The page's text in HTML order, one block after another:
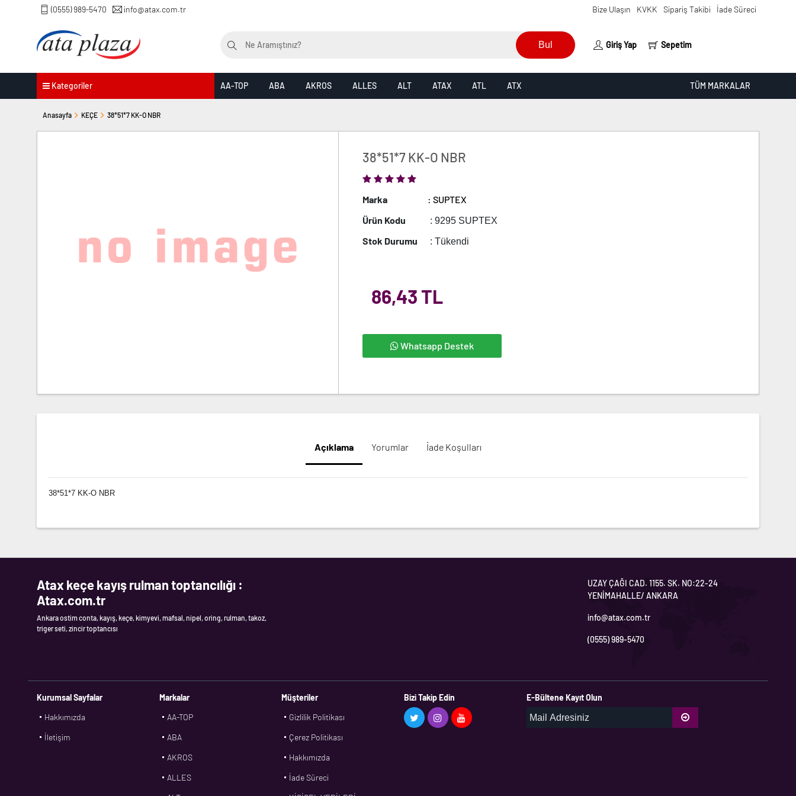
(0555) 989-5470 info@atax.com.tr Bize Ulaşın KVKK Sipariş Takibi İade Süreci
Bul Giriş Yap Sepetim
Kategoriler AA-TOP ABA AKROS ALLES ALT ATAX ATL ATX TÜM MARKALAR
Anasayfa KEÇE 38*51*7 KK-O NBR
38*51*7 KK-O NBR
Marka
: SUPTEX
Ürün Kodu
: 9295 SUPTEX
Stok Durumu : Tükendi
86,43 TL
Whatsapp Destek
Açıklama Yorumlar İade Koşulları
38*51*7 KK-O NBR
Atax keçe kayış rulman toptancılığı :
Atax.com.tr
Ankara ostim conta, kayış, keçe, kimyevi, mafsal, nipel, oring, rulman, takoz,
triger seti, zincir toptancısı
UZAY ÇAĞI CAD. 1155. SK. NO:22-24
YENİMAHALLE/ ANKARA
info@atax.com.tr
(0555) 989-5470
Kurumsal Sayfalar
Hakkımızda
İletişim
Markalar
AA-TOP
ABA
AKROS
ALLES
Müşteriler
Gizlilik Politikası
Çerez Politikası
Hakkımızda
İade Süreci
Bizi Takip Edin E-Bültene Kayıt Olun